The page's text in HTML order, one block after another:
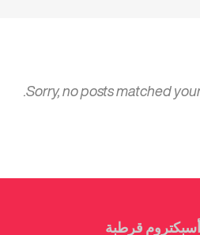
Sorry, no posts matched
أسبكتروم قرطبة